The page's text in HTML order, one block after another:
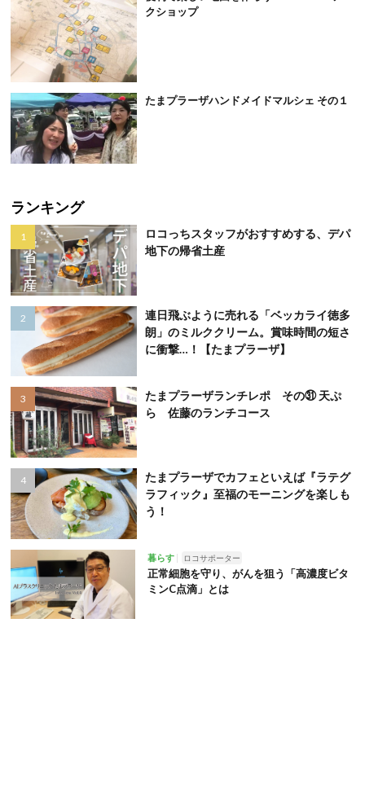
クショップ
たまプラーザハンドメイドマルシェ その１
ランキング
ロコっちスタッフがおすすめする、デパ
地下の帰省土産
連日飛ぶように売れる「ベッカライ徳多
朗」のミルククリーム。賞味時間の短さ
に衝撃…！【たまプラーザ】
たまプラーザランチレポ その㉛ 天ぷ
ら 佐藤のランチコース
たまプラーザでカフェといえば『ラテグ
ラフィック』至福のモーニングを楽しも
う！
暮らす ロコサポーター
正常細胞を守り、がんを狙う「高濃度ビタ
ミンC点滴」とは